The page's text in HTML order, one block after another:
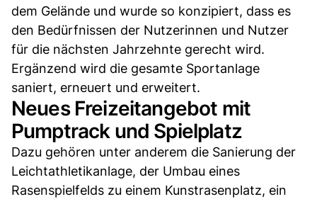
dem Gelände und wurde so konzipiert, dass es
den Bedürfnissen der Nutzerinnen und Nutzer
für die nächsten Jahrzehnte gerecht wird.
Ergänzend wird die gesamte Sportanlage
saniert, erneuert und erweitert.
Neues Freizeitangebot mit
Pumptrack und Spielplatz
Dazu gehören unter anderem die Sanierung der
Leichtathletikanlage, der Umbau eines
Rasenspielfelds zu einem Kunstrasenplatz, ein